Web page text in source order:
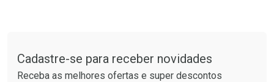
Cadastre-se para receber novidades
Receba as melhores ofertas e super descontos